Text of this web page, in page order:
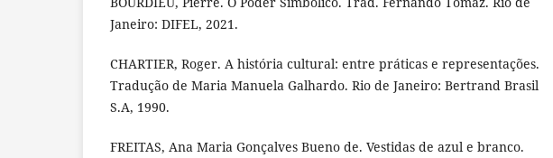
Janeiro: DIFEL, 2021.
CHARTIER, Roger. A história cultural: entre práticas e representações.
Tradução de Maria Manuela Galhardo. Rio de Janeiro: Bertrand Brasil
S.A, 1990.
FREITAS, Ana Maria Gonçalves Bueno de. Vestidas de azul e branco.